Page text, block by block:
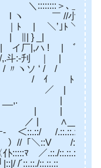
､＿＿__
＼Ｙ/
ﾄ ＼＼＿
＼＿ヽ_
ﾞ, ￣＼＼
:‐刋 ｜ | ￣
ヽソ ‘ / /
/ ｲ ﾄ ＼
| | ＼
ヽ __,. | |＼
二 ’´´ | | ＼
| ∧__＞
/
/
／.::./
/´::.::./::.::.:: -